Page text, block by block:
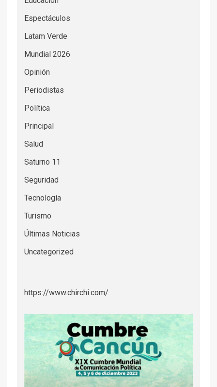
Espectáculos
Latam Verde
Mundial 2026
Opinión
Periodistas
Política
Principal
Salud
Saturno 11
Seguridad
Tecnología
Turismo
Últimas Noticias
Uncategorized
https://www.chirchi.com/